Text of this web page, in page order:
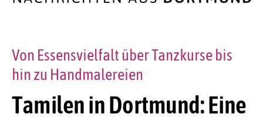
Tamilen in Dortmund: Eine
Von Essensvielfalt über Tanzkurse bis
hin zu Handmalereien